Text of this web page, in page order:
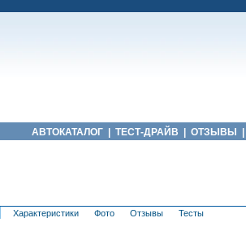
АВТОКАТАЛОГ ТЕСТ-ДРАЙВ ОТЗЫВЫ
Характеристики Фото Отзывы Тесты